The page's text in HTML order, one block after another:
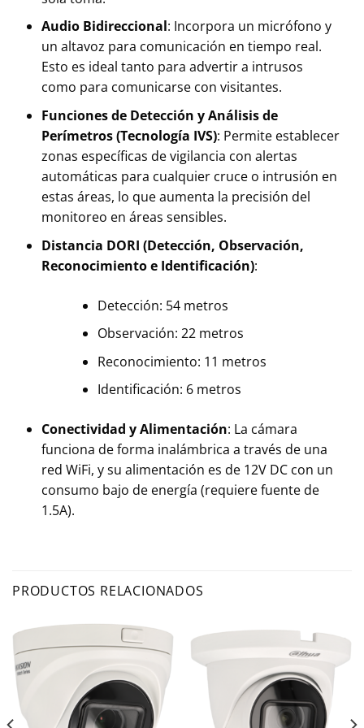
Audio Bidireccional: Incorpora un micrófono y
un altavoz para comunicación en tiempo real.
Esto es ideal tanto para advertir a intrusos
como para comunicarse con visitantes.
Funciones de Detección y Análisis de
Perímetros (Tecnología IVS): Permite establecer
zonas específicas de vigilancia con alertas
automáticas para cualquier cruce o intrusión en
estas áreas, lo que aumenta la precisión del
monitoreo en áreas sensibles.
Distancia DORI (Detección, Observación,
Reconocimiento e Identificación):
Detección: 54 metros
Observación: 22 metros
Reconocimiento: 11 metros
Identificación: 6 metros
Conectividad y Alimentación: La cámara
funciona de forma inalámbrica a través de una
red WiFi, y su alimentación es de 12V DC con un
consumo bajo de energía (requiere fuente de
1.5A).
PRODUCTOS RELACIONADOS